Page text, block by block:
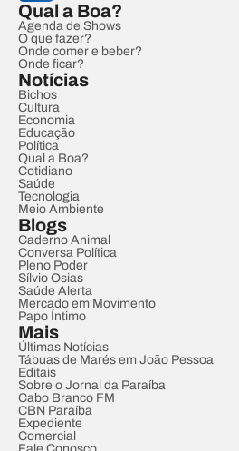
Qual a Boa?
Agenda de Shows
O que fazer?
Onde comer e beber?
Onde ficar?
Notícias
Bichos
Cultura
Economia
Educação
Política
Qual a Boa?
Cotidiano
Saúde
Tecnologia
Meio Ambiente
Blogs
Caderno Animal
Conversa Política
Pleno Poder
Sílvio Osias
Saúde Alerta
Mercado em Movimento
Papo Íntimo
Mais
Últimas Notícias
Tábuas de Marés em João Pessoa
Editais
Sobre o Jornal da Paraíba
Cabo Branco FM
CBN Paraíba
Expediente
Comercial